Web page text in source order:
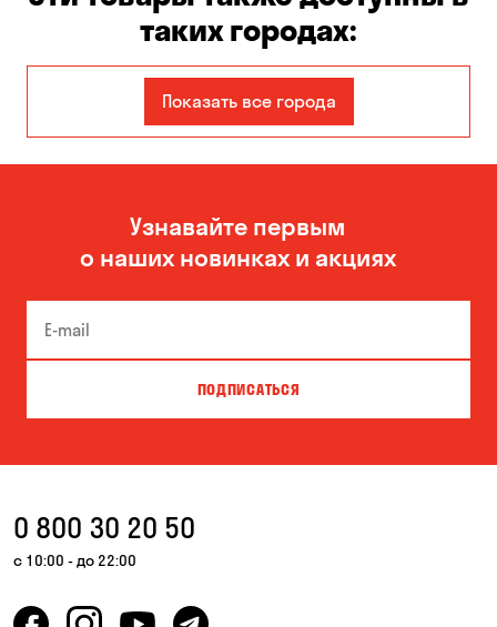
таких городах:
Авангард
Бабурка Балабино
Бережинка Борисполь
Бровары
Вита-Почтовая Вишневое
Показать все города
Узнавайте первым
о наших новинках и акциях
ПОДПИСАТЬСЯ
0 800 30 20 50
с 10:00 - до 22:00